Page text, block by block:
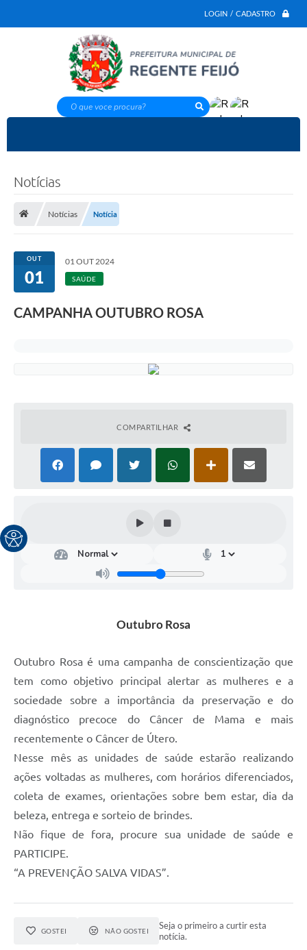
LOGIN / CADASTRO
O que voce procura?
Notícias
Notícias Notícia
OUT
01
01 OUT 2024
SAÚDE
CAMPANHA OUTUBRO ROSA
COMPARTILHAR
Outubro Rosa
Outubro Rosa é uma campanha de conscientização que
tem como objetivo principal alertar as mulheres e a
sociedade sobre a importância da preservação e do
diagnóstico precoce do Câncer de Mama e mais
recentemente o Câncer de Útero.
Nesse mês as unidades de saúde estarão realizando
ações voltadas as mulheres, com horários diferenciados,
coleta de exames, orientações sobre bem estar, dia da
beleza, entrega e sorteio de brindes.
Não fique de fora, procure sua unidade de saúde e
PARTICIPE.
“A PREVENÇÃO SALVA VIDAS”.
GOSTEI NÃO GOSTEI
Seja o primeiro a curtir esta
notícia.